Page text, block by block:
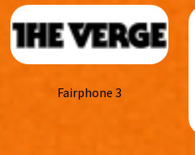
Fairphone 3